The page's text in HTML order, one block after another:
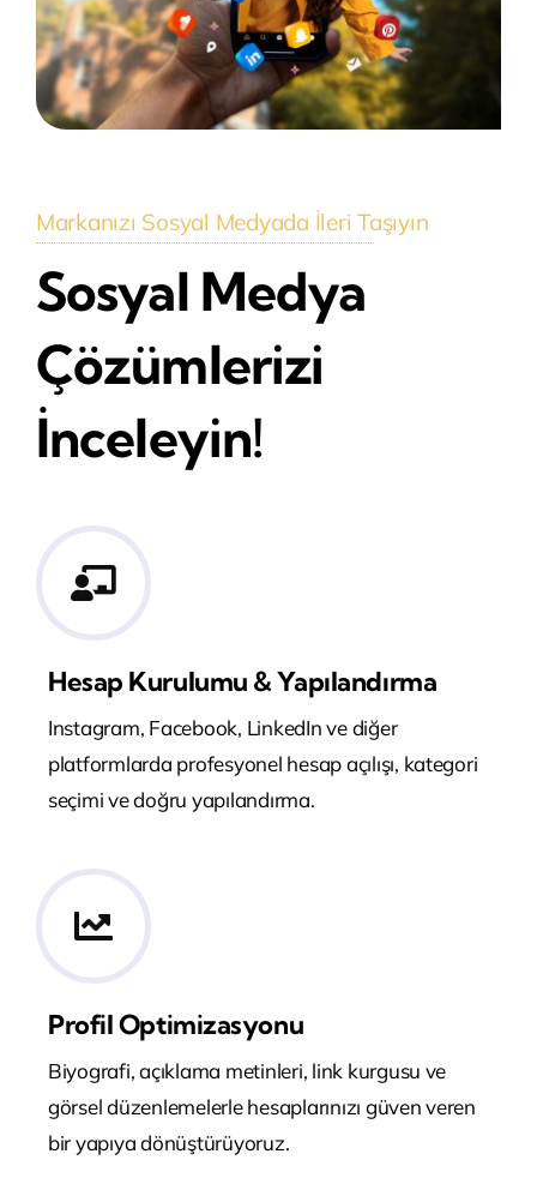
Markanızı Sosyal Medyada İleri Taşıyın
Sosyal Medya
Çözümlerizi
İnceleyin!
Hesap Kurulumu & Yapılandırma
Instagram, Facebook, LinkedIn ve diğer
platformlarda profesyonel hesap açılışı, kategori
seçimi ve doğru yapılandırma.
Profil Optimizasyonu
Biyografi, açıklama metinleri, link kurgusu ve
görsel düzenlemelerle hesaplarınızı güven veren
bir yapıya dönüştürüyoruz.